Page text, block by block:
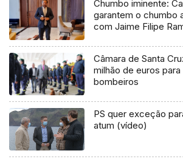
Chumbo iminente:
garantem o chumbo
com Jaime Filipe
Câmara de Santa
milhão de euros
bombeiros
PS quer exceção
atum (vídeo)